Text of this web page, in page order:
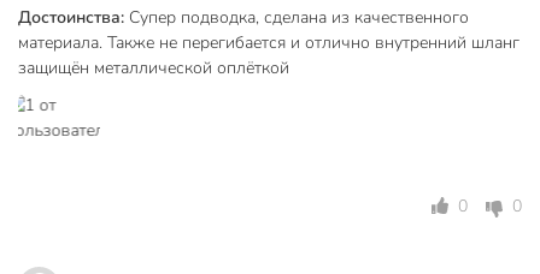
Достоинства: Супер подводка, сделана из качественного
материала. Также не перегибается и отлично внутренний шланг
защищён металлической оплёткой
0 0